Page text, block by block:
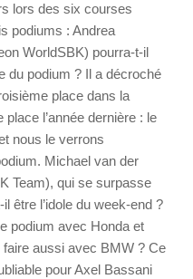
lors des six courses
podiums : Andrea
WorldSBK) pourra-t-il
du podium ? Il a décroché
place dans la
l’année dernière : le
nous le verrons
Michael van der
Team), qui se surpasse
être l’idole du week-end ?
podium avec Honda et
aussi avec BMW ? Ce
pour Axel Bassani